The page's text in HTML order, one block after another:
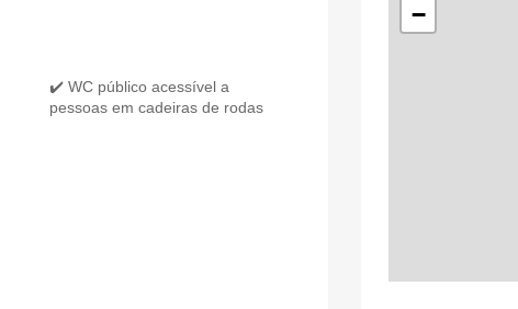
✔️ WC público acessível a
pessoas em cadeiras de rodas
−